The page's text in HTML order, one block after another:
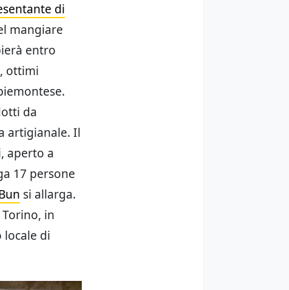
di
mangiare
entro
ottimi
da
artigianale. Il
aperto a
17 persone
si allarga.
in
locale di